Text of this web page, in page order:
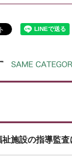
施設の指導監査